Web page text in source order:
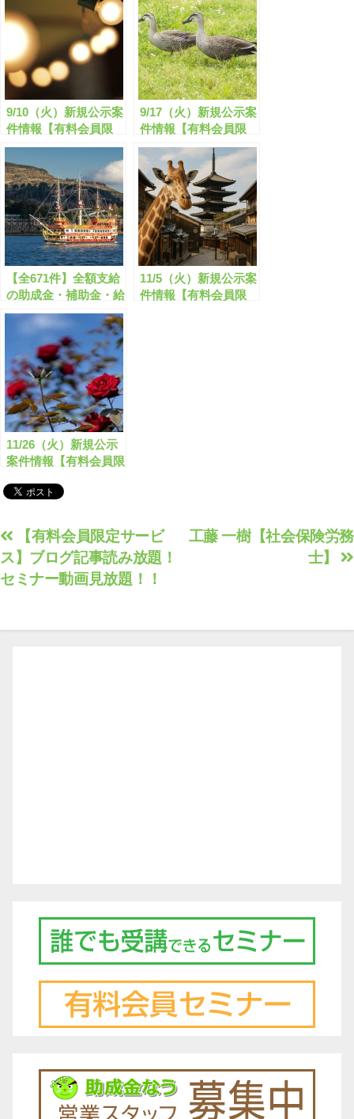
9/10（火）新規公示案
件情報【有料会員限
定】
9/17（火）新規公示案
件情報【有料会員限
定】
【全671件】全額支給
の助成金・補助金・給
付金のご案内【8/1～
8/31分】
11/5（火）新規公示案
件情報【有料会員限
11/26（火）新規公示
案件情報【有料会員限
投
稿
ナ
ゲ
工藤 一樹【社会保険労務
士】
【有料会員限定サービ
ス】ブログ記事読み放題！
セミナー動画見放題！！